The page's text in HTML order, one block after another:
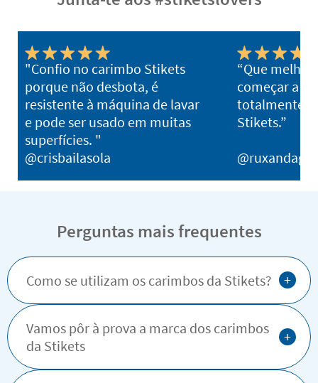
"Confio no carimbo Stikets
porque não desbota, é
resistente à máquina de lavar
e pode ser usado em muitas
superfícies. "
@crisbailasola
“Que
começar a
totalmente
Stikets.”
Perguntas mais frequentes
Como se utilizam os carimbos da Stikets? +
Vamos pôr à prova a marca dos carimbos
da Stikets
+